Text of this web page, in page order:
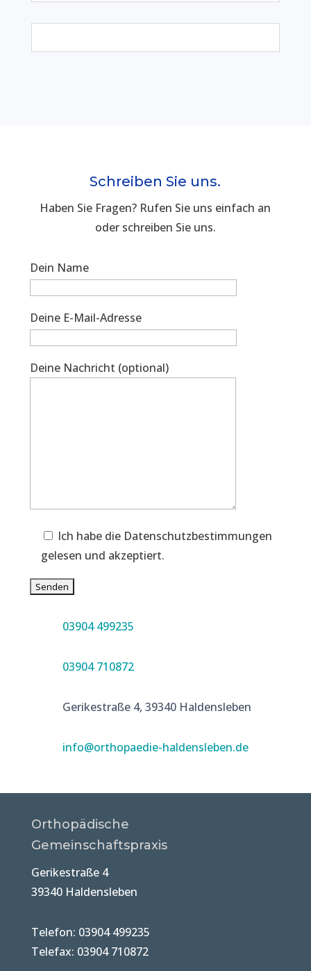
Schreiben Sie uns.
Haben Sie Fragen? Rufen Sie uns einfach an
oder schreiben Sie uns.
Dein Name
Deine E-Mail-Adresse
Deine Nachricht (optional)
Ich habe die Datenschutzbestimmungen
gelesen und akzeptiert.
03904 499235
03904 710872
Gerikestraße 4, 39340 Haldensleben
info@orthopaedie-haldensleben.de
Orthopädische
Gemeinschaftspraxis
Gerikestraße 4
39340 Haldensleben
Telefon: 03904 499235
Telefax: 03904 710872